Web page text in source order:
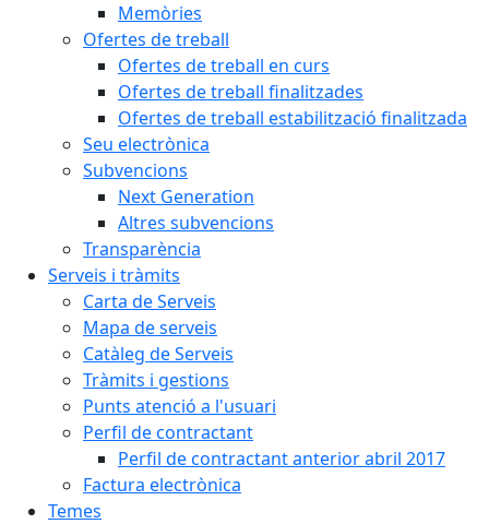
Memòries
Ofertes de treball
Ofertes de treball en curs
Ofertes de treball finalitzades
Ofertes de treball estabilització finalitzada
Seu electrònica
Subvencions
Next Generation
Altres subvencions
Transparència
Serveis i tràmits
Carta de Serveis
Mapa de serveis
Catàleg de Serveis
Tràmits i gestions
Punts atenció a l'usuari
Perfil de contractant
Perfil de contractant anterior abril 2017
Factura electrònica
Temes